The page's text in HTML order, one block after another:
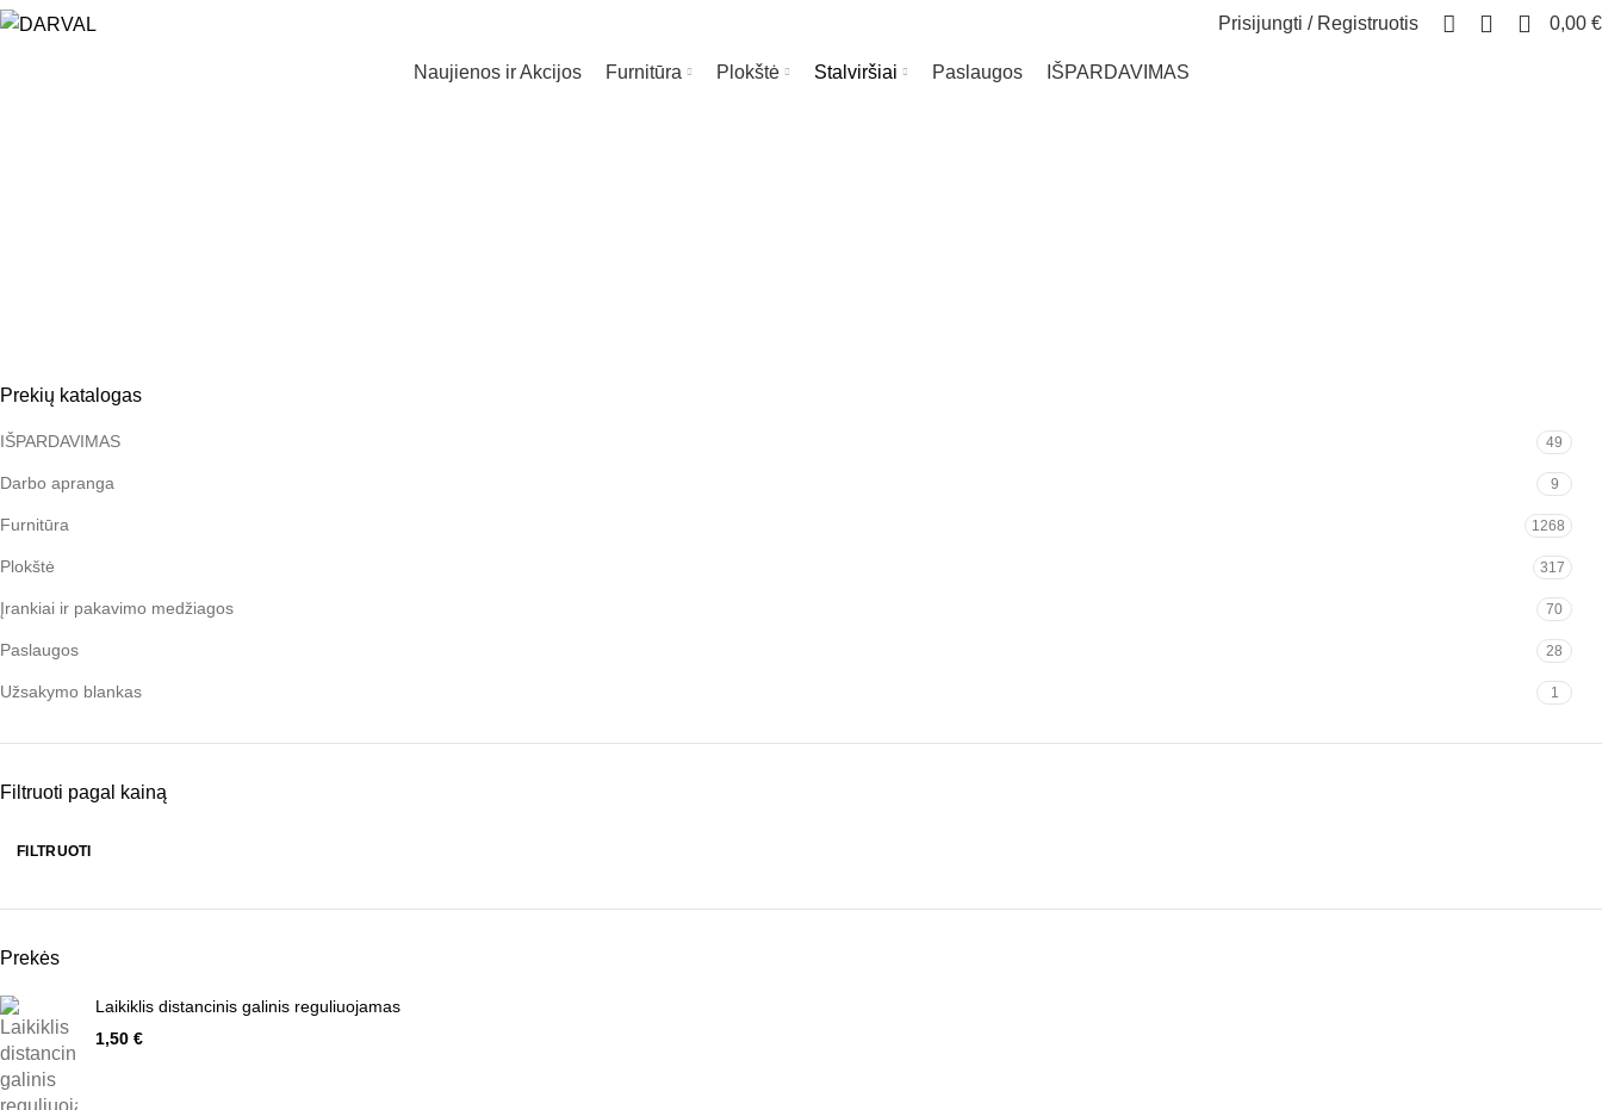
Prisijungti / Registruotis 0,00 €
Naujienos ir Akcijos Furnitūra Plokštė Stalviršiai Paslaugos IŠPARDAVIMAS
Prekių katalogas
IŠPARDAVIMAS 49
Darbo apranga 9
Furnitūra 1268
Plokštė 317
Įrankiai ir pakavimo medžiagos 70
Paslaugos 28
Užsakymo blankas 1
Filtruoti pagal kainą
FILTRUOTI
Prekės
Laikiklis distancinis galinis reguliuojamas
1,50 €